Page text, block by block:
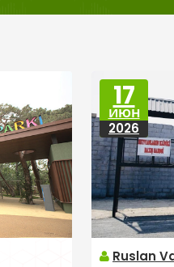
17
ИЮН
2026
Ruslan